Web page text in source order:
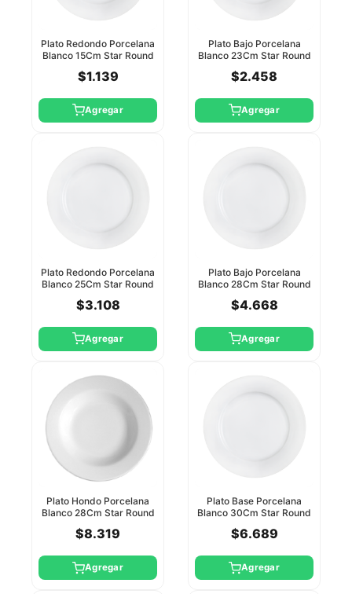
Plato Redondo Porcelana
Blanco 15Cm Star Round
$1.139
Agregar
Plato Bajo Porcelana
Blanco 23Cm Star Round
$2.458
Agregar
Plato Redondo Porcelana
Blanco 25Cm Star Round
$3.108
Agregar
Plato Bajo Porcelana
Blanco 28Cm Star Round
$4.668
Agregar
Plato Hondo Porcelana
Blanco 28Cm Star Round
$8.319
Agregar
Plato Base Porcelana
Blanco 30Cm Star Round
$6.689
Agregar